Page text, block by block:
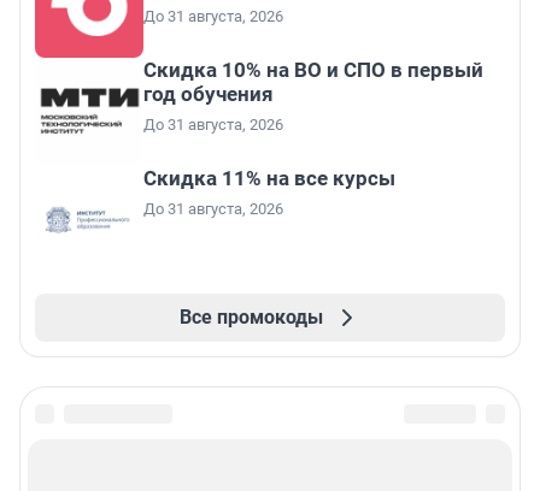
До 31 августа, 2026
Скидка 10% на ВО и СПО в первый
год обучения
До 31 августа, 2026
Скидка 11% на все курсы
До 31 августа, 2026
Все промокоды